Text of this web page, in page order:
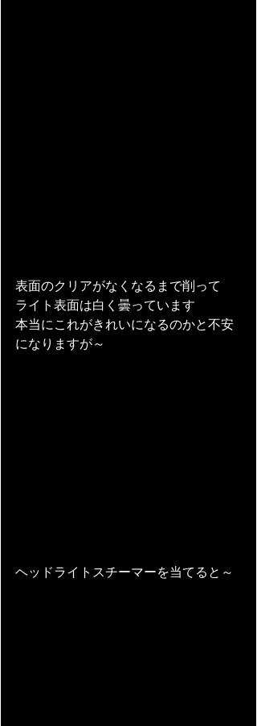
表面のクリアがなくなるまで削って
ライト表面は白く曇っています
本当にこれがきれいになるのかと不安
になりますが～
ヘッドライトスチーマーを当てると～